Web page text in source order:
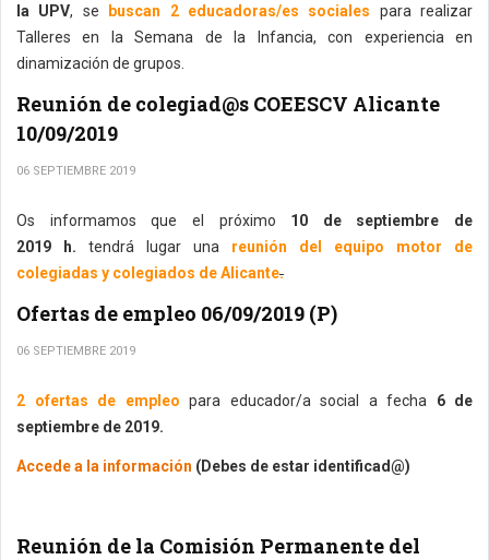
la UPV, se buscan 2 educadoras/es sociales para realizar
Talleres en la Semana de la Infancia, con experiencia en
dinamización de grupos.
Reunión de colegiad@s COEESCV Alicante
10/09/2019
06 SEPTIEMBRE 2019
Os informamos que el próximo 10 de septiembre de
2019 h. tendrá lugar una reunión del equipo motor de
colegiadas y colegiados de Alicante.
Ofertas de empleo 06/09/2019 (P)
06 SEPTIEMBRE 2019
2 ofertas de empleo para educador/a social a fecha 6 de
septiembre de 2019.
Accede a la información (Debes de estar identificad@)
Reunión de la Comisión Permanente del